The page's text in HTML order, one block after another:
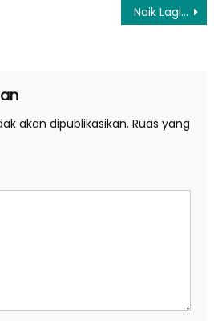
Naik Lagi, Harga Emas Antam Dibanderol Rp928.000
akan dipublikasikan. Ruas yang